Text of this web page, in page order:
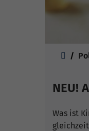
NEU!
Was ist